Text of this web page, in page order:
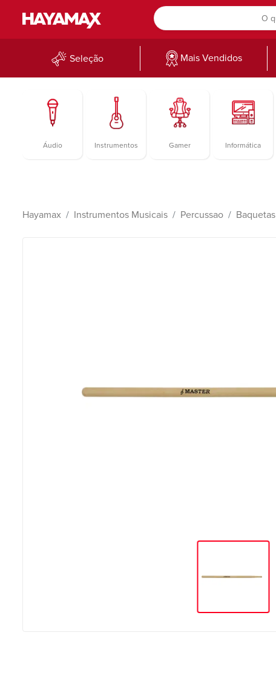
Seleção Mais Vendidos
Áudio Instrumentos Gamer Informática
Hayamax Instrumentos Musicais Percussao Baquetas